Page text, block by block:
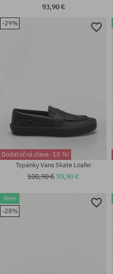
Dostupné veľkosti:
42.5; 44; 44.5; 45; 46
93,90 €
-29%
Dodatočná zľava -10 %!
Topánky Vans Skate Loafer
100,90 € 70,90 €
New
-28%